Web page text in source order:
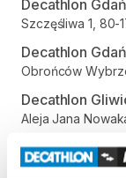
Decathlon
Szczęśliwa 1, 80-
Decathlon
Obrońców
Decathlon
Aleja Jana
Decathlon
Gdańska 112, 62-